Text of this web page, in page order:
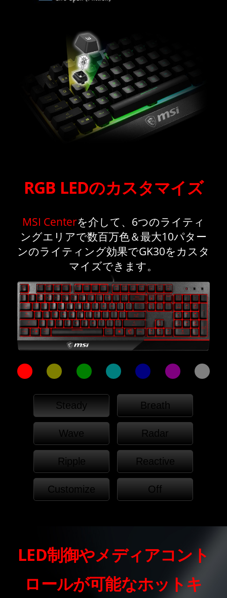
RGB LEDのカスタマイズ
MSI Centerを介して、6つのライティ
ングエリアで数百万色＆最大10パター
ンのライティング効果でGK30をカスタ
マイズできます。
Steady Breath
Wave Radar
Ripple Reactive
Customize Off
LED制御やメディアコント
ロールが可能なホットキ